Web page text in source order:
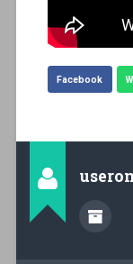
Facebook